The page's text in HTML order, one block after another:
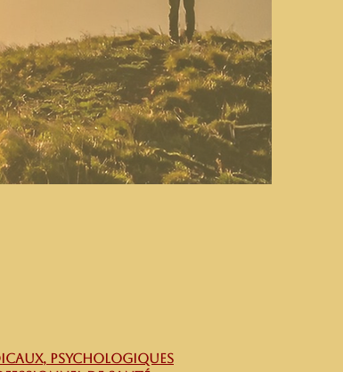
PSYCHOLOGIQUES